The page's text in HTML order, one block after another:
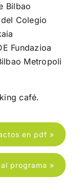
Bilbao
Colegio
Fundazioa
Metropoli
café.
en pdf »
programa »